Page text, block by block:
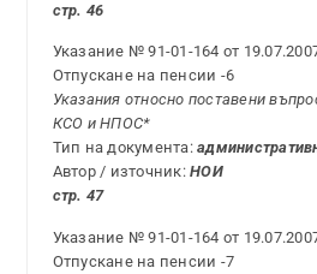
стр. 46
Указание № 91-01-164 от
Отпускане на пенсии -6
Указания относно поставени
КСО и НПОС*
Тип на документа:
Автор / източник:НОИ
стр. 47
Указание № 91-01-164 от
Отпускане на пенсии -7